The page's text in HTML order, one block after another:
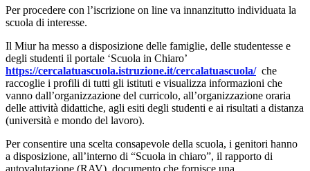
Per procedere con l’iscrizione on line va innanzitutto individuata la
scuola di interesse.
Il Miur ha messo a disposizione delle famiglie, delle studentesse e
degli studenti il portale ‘Scuola in Chiaro’
https://cercalatuascuola.istruzione.it/cercalatuascuola/che
raccoglie i profili di tutti gli istituti e visualizza informazioni che
vanno dall’organizzazione del curricolo, all’organizzazione oraria
delle attività didattiche, agli esiti degli studenti e ai risultati a distanza
(università e mondo del lavoro).
Per consentire una scelta consapevole della scuola, i genitori hanno
a disposizione, all’interno di “Scuola in chiaro”, il rapporto di